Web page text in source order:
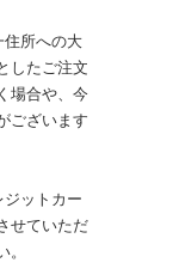
住所への大
したご注文
場合や、今
ございます
ットカー
せていただ
。